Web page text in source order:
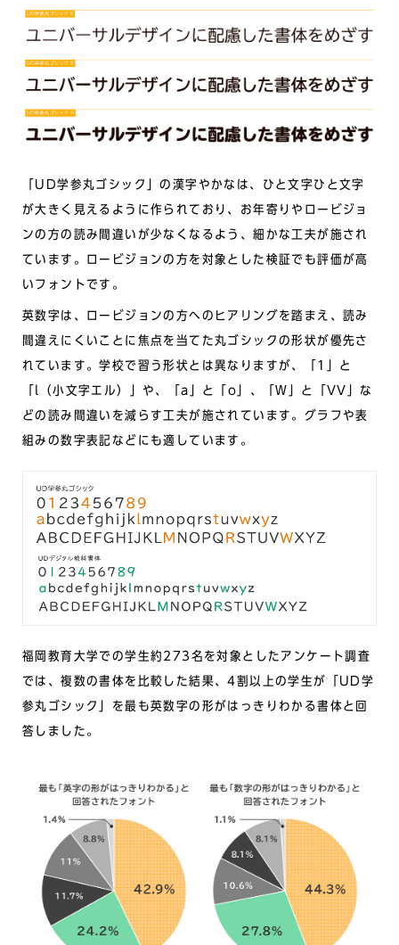
「UD学参丸ゴシック」の漢字やかなは、ひと文字ひと文字
が大きく見えるように作られており、お年寄りやロービジョ
ンの方の読み間違いが少なくなるよう、細かな工夫が施され
ています。ロービジョンの方を対象とした検証でも評価が高
いフォントです。
英数字は、ロービジョンの方へのヒアリングを踏まえ、読み
間違えにくいことに焦点を当てた丸ゴシックの形状が優先さ
れています。学校で習う形状とは異なりますが、「1」と
「l（小文字エル）」や、「a」と「o」、「W」と「VV」な
どの読み間違いを減らす工夫が施されています。グラフや表
組みの数字表記などにも適しています。
福岡教育大学での学生約273名を対象としたアンケート調査
では、複数の書体を比較した結果、4割以上の学生が「UD学
参丸ゴシック」を最も英数字の形がはっきりわかる書体と回
答しました。